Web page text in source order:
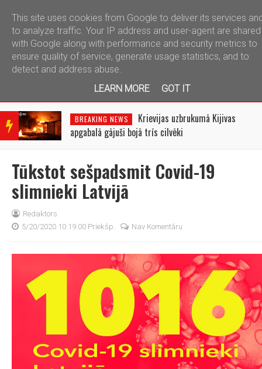
telegram
BRE
AKIN
NEW
BREAKING NEWS
Krievijas uzbrukumā Kijivas
apgabalā gājuši bojā trīs cilvēki
Tūkstot sešpadsmit Covid-19
slimnieki Latvijā
Redaktors
5/20/2020 10:19:00 Priekšp.
Nav Komentāru
This site uses cookies from Google to deliver its services
to analyze traffic. Your IP address and user-agent are shared
with Google along with performance and security metrics to
ensure quality of service, generate usage statistics, and to
detect and address abuse.
LEARN MORE
GOT IT